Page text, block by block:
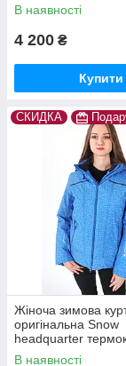
В наявності
4 200 ₴
Купити
СКИДКА
Жіноча зимова
оригінальна Snow
headquarter
гірськолижна
В наявності